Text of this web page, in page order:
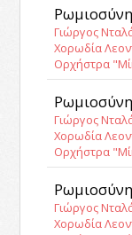
Γιώργος
Χορωδία
Ορχήστρα
Γιώργος
Χορωδία
Ορχήστρα
Γιώργος
Χορωδία